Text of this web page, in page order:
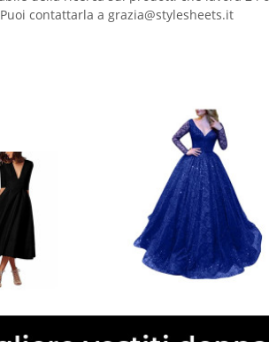
contattarla a grazia@stylesheets.it